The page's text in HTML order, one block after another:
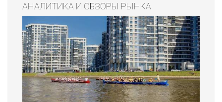
АНАЛИТИКА И ОБЗОРЫ РЫНКА